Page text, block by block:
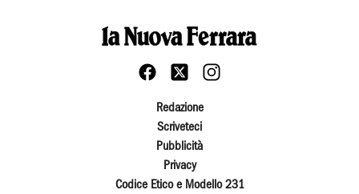
Redazione
Scriveteci
Pubblicità
Privacy
Codice Etico e Modello 231